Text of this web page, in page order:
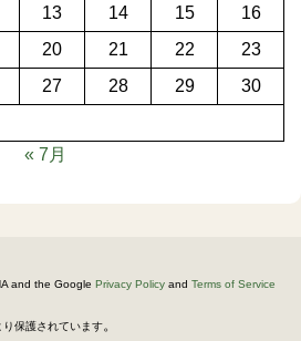
13 14 15
16
20 21 22
23
27 28 29
30
« 7月
and the Google Privacy Policy and Terms of Service
保護されています。